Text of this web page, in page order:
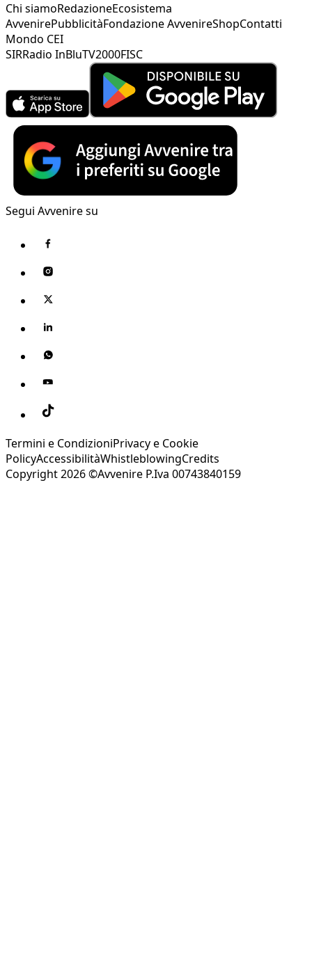
Chi siamoRedazioneEcosistema
AvvenirePubblicitàFondazione AvvenireShopContatti
Mondo CEI
SIRRadio InBluTV2000FISC
Segui Avvenire su
Termini e CondizioniPrivacy e Cookie
PolicyAccessibilitàWhistleblowingCredits
Copyright 2026 ©Avvenire P.Iva 00743840159